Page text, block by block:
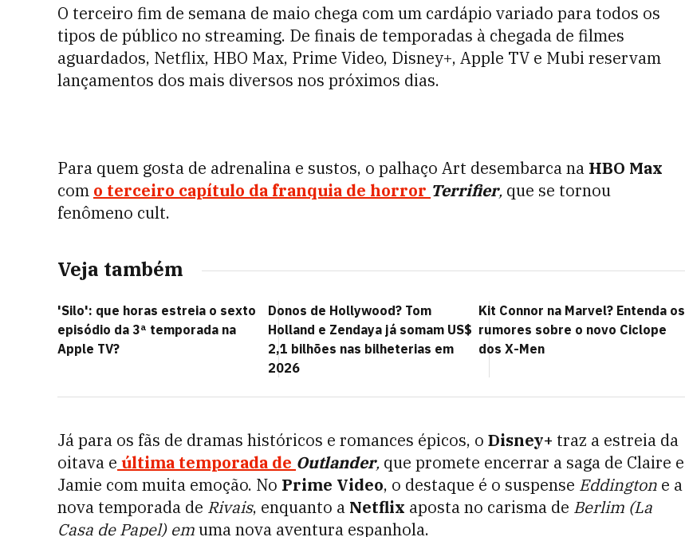
O terceiro fim de semana de maio chega com um cardápio variado para todos os
tipos de público no streaming. De finais de temporadas à chegada de filmes
aguardados, Netflix, HBO Max, Prime Video, Disney+, Apple TV e Mubi reservam
lançamentos dos mais diversos nos próximos dias.
Para quem gosta de adrenalina e sustos, o palhaço Art desembarca na HBO Max
com o terceiro capítulo da franquia de horror Terrifier, que se tornou
fenômeno cult.
Veja também
'Silo': que horas estreia o sexto
episódio da 3ª temporada na
Apple TV?
Donos de Hollywood? Tom
Holland e Zendaya já somam US$
2,1 bilhões nas bilheterias em
2026
Kit Connor na Marvel? Entenda os
rumores sobre o novo Ciclope
dos X-Men
Já para os fãs de dramas históricos e romances épicos, o Disney+ traz a estreia da
oitava e última temporada de Outlander, que promete encerrar a saga de Claire e
Jamie com muita emoção. No Prime Video, o destaque é o suspense Eddington e a
nova temporada de Rivais, enquanto a Netflix aposta no carisma de Berlim (La
Casa de Papel) emuma nova aventura espanhola.